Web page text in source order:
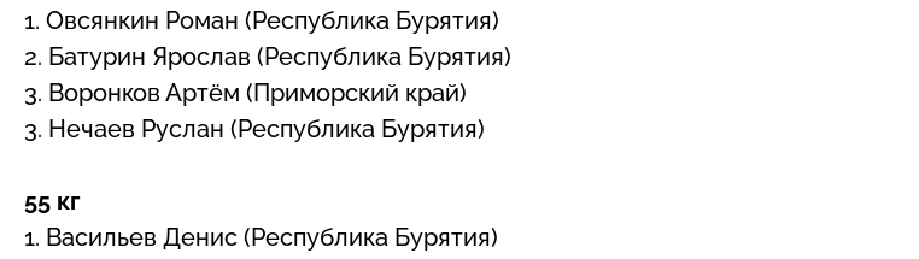
1. Овсянкин Роман (Республика Бурятия)
2. Батурин Ярослав (Республика Бурятия)
3. Воронков Артём (Приморский край)
3. Нечаев Руслан (Республика Бурятия)
55 кг
1. Васильев Денис (Республика Бурятия)